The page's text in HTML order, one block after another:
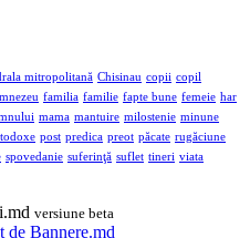
mitropolitană Chisinau copii copil
familia familie fapte bune femeie har
mama mantuire milostenie minune
post predica preot păcate rugăciune
spovedanie suferinţă suflet tineri viata
versiune beta